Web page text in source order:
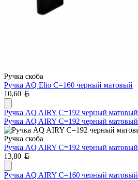
Ручка скоба
Ручка AQ Elio С=160 черный матовый
10,60
Ручка AQ AIRY С=192 черный матовый
Ручка AQ AIRY С=192 черный матовый
Ручка скоба
Ручка AQ AIRY С=192 черный матовый
13,80
Ручка AQ AIRY С=160 черный матовый